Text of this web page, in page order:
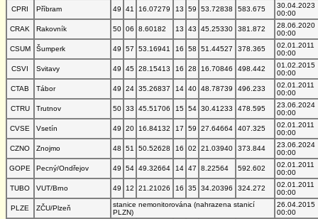
CPRI
Příbram 49 41 16.07279 13 59 53.72838 583.675
30.04.2023
00:00
CRAK
Rakovník 50 06 8.60182 13 43 45.25330 381.872
28.06.2020
00:00
CSUM
Šumperk 49 57 53.16941 16 58 51.44527 378.365
02.01.2011
00:00
CSVI
Svitavy 49 45 28.15413 16 28 16.70846 498.442
01.02.2015
00:00
CTAB
Tábor 49 24 35.26837 14 40 48.78739 496.233
02.01.2011
00:00
CTRU
Trutnov 50 33 45.51706 15 54 30.41233 478.595
23.06.2024
00:00
CVSE
Vsetín 49 20 16.84132 17 59 27.64664 407.325
02.01.2011
00:00
CZNO
Znojmo 48 51 50.52628 16 02 21.03940 373.844
23.06.2024
00:00
GOPE
Pecný/Ondřejov 49 54 49.32664 14 47 8.22564 592.602
02.01.2011
00:00
TUBO
VUT/Brno 49 12 21.21026 16 35 34.20396 324.272
02.01.2011
00:00
PLZE
ZČU/Plzeň
stanice nemonitorována (nahrazena stanicí
PLZN)
26.04.2015
00:00